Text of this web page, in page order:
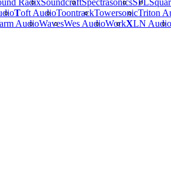
Toft AudioToontrackTowersonicTriton
AudioWavesWes AudioWorkXLN Audio